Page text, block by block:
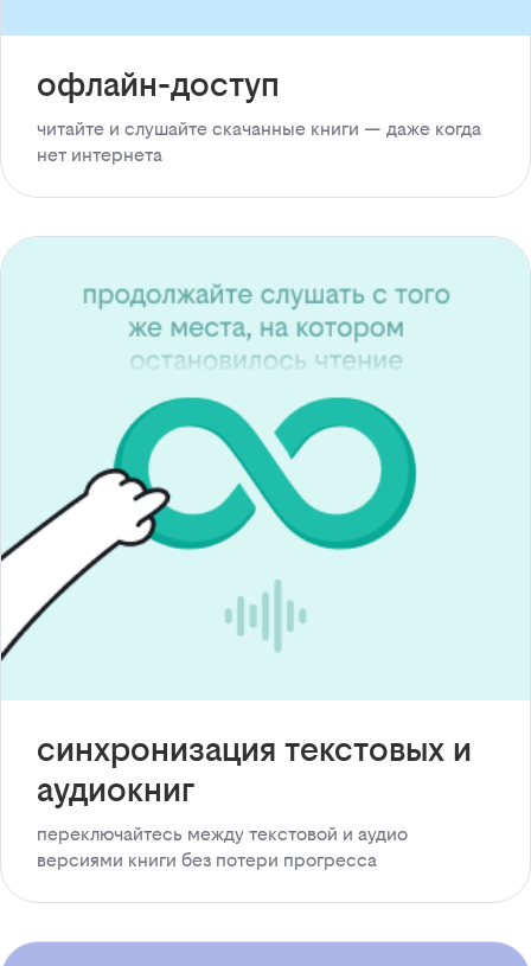
офлайн-доступ
читайте и слушайте скачанные книги — даже когда
нет интернета
синхронизация текстовых и
аудиокниг
переключайтесь между текстовой и аудио
версиями книги без потери прогресса